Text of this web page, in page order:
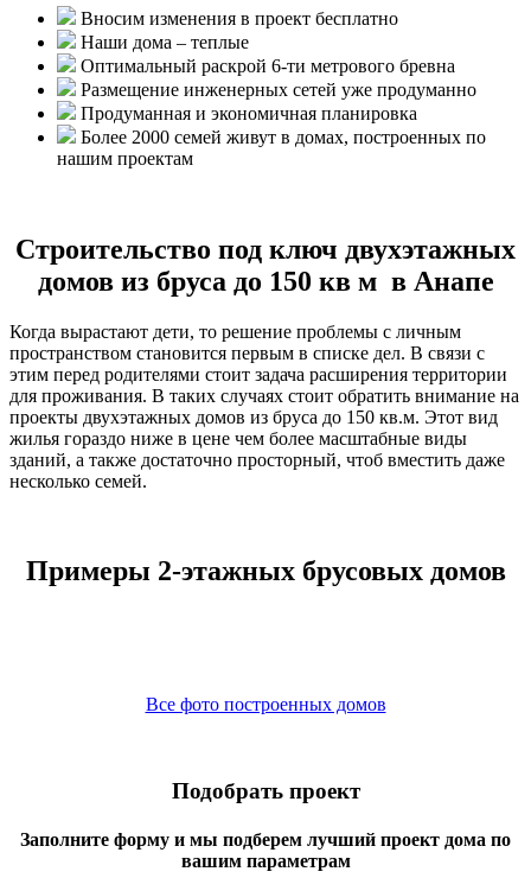
Вносим изменения в проект бесплатно
Наши дома – теплые
Оптимальный раскрой 6-ти метрового бревна
Размещение инженерных сетей уже продуманно
Продуманная и экономичная планировка
Более 2000 семей живут в домах, построенных по
нашим проектам
Строительство под ключ двухэтажных
домов из бруса до 150 кв м в Анапе
Когда вырастают дети, то решение проблемы с личным
пространством становится первым в списке дел. В связи с
этим перед родителями стоит задача расширения территории
для проживания. В таких случаях стоит обратить внимание на
проекты двухэтажных домов из бруса до 150 кв.м. Этот вид
жилья гораздо ниже в цене чем более масштабные виды
зданий, а также достаточно просторный, чтоб вместить даже
несколько семей.
Примеры 2-этажных брусовых домов
Все фото построенных домов
Подобрать проект
Заполните форму и мы подберем лучший проект дома по
вашим параметрам